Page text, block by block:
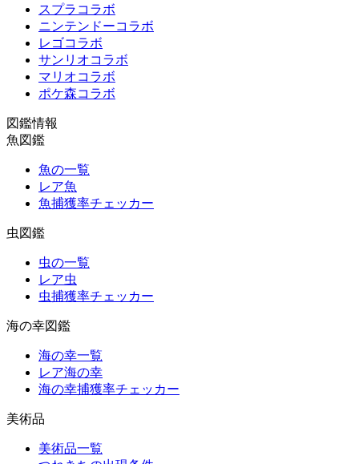
スプラコラボ
ニンテンドーコラボ
レゴコラボ
サンリオコラボ
マリオコラボ
ポケ森コラボ
図鑑情報
魚図鑑
魚の一覧
レア魚
魚捕獲率チェッカー
虫図鑑
虫の一覧
レア虫
虫捕獲率チェッカー
海の幸図鑑
海の幸一覧
レア海の幸
海の幸捕獲率チェッカー
美術品
美術品一覧